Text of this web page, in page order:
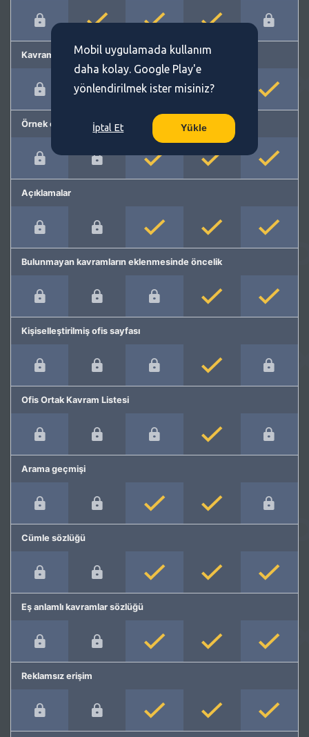
Kavram önerme
Örnek cümleler
Açıklamalar
Bulunmayan kavramların eklenmesinde öncelik
Kişiselleştirilmiş ofis sayfası
Ofis Ortak Kavram Listesi
Arama geçmişi
Cümle sözlüğü
Eş anlamlı kavramlar sözlüğü
Reklamsız erişim
Mobil uygulamada kullanım
daha kolay. Google Play'e
yönlendirilmek ister misiniz?
İptal Et Yükle